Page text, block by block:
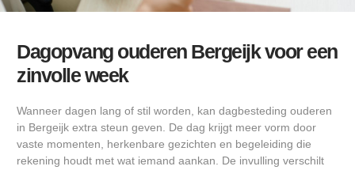
Dagopvang ouderen Bergeijk voor een
zinvolle week
Wanneer dagen lang of stil worden, kan dagbesteding ouderen
in Bergeijk extra steun geven. De dag krijgt meer vorm door
vaste momenten, herkenbare gezichten en begeleiding die
rekening houdt met wat iemand aankan. De invulling verschilt